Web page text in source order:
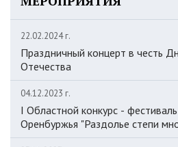
22.02.2024 г.
Праздничный концерт в честь
Отечества
04.12.2023 г.
I Областной конкурс -
Оренбуржья "Раздолье степи